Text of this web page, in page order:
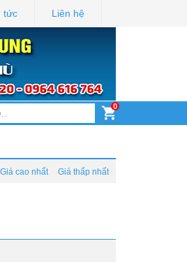
tức Liên hệ
0
Giá cao nhẩt Giá thấp nhẩt